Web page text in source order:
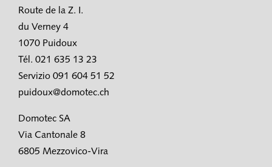
Route de la Z. I.
du Verney 4
1070 Puidoux
Tél. 021 635 13 23
Servizio 091 604 51 52
puidoux@domotec.ch
Domotec SA
Via Cantonale 8
6805 Mezzovico-Vira